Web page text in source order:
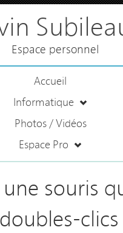
Espace personnel
Accueil
Informatique
Photos / Vidéos
Espace Pro
une souris
clics